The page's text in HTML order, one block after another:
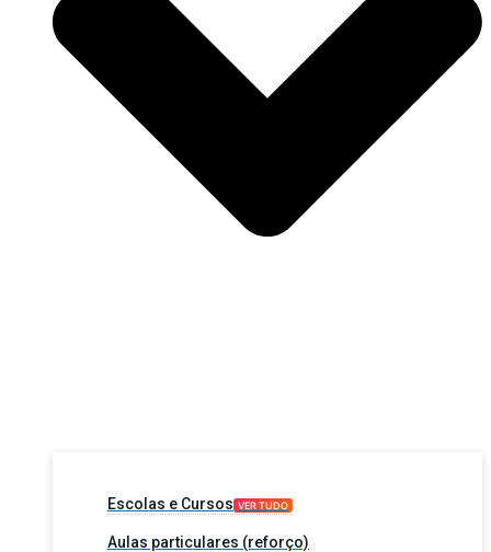
Escolas e Cursos VER TUDO
Aulas particulares (reforço)